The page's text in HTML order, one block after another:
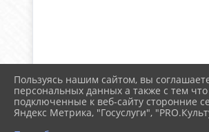
Пользуясь нашим сайтом, вы
персональных данных а также с тем
подключенные к веб-сайту сторонние
Яндекс Метрика, "Госуслуги",